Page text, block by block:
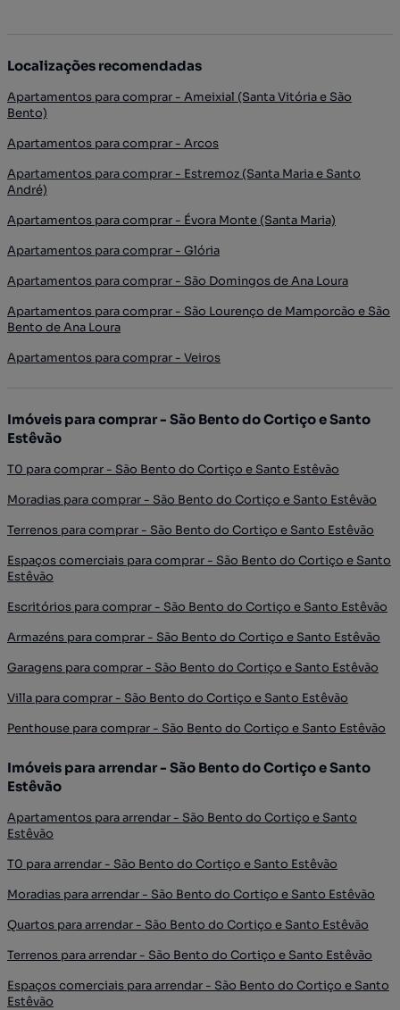
Localizações recomendadas
Apartamentos para comprar - Ameixial (Santa Vitória e São
Bento)
Apartamentos para comprar - Arcos
Apartamentos para comprar - Estremoz (Santa Maria e Santo
André)
Apartamentos para comprar - Évora Monte (Santa Maria)
Apartamentos para comprar - Glória
Apartamentos para comprar - São Domingos de Ana Loura
Apartamentos para comprar - São Lourenço de Mamporcão e São
Bento de Ana Loura
Apartamentos para comprar - Veiros
Imóveis para comprar - São Bento do Cortiço e Santo
Estêvão
T0 para comprar - São Bento do Cortiço e Santo Estêvão
Moradias para comprar - São Bento do Cortiço e Santo Estêvão
Terrenos para comprar - São Bento do Cortiço e Santo Estêvão
Espaços comerciais para comprar - São Bento do Cortiço e Santo
Estêvão
Escritórios para comprar - São Bento do Cortiço e Santo Estêvão
Armazéns para comprar - São Bento do Cortiço e Santo Estêvão
Garagens para comprar - São Bento do Cortiço e Santo Estêvão
Villa para comprar - São Bento do Cortiço e Santo Estêvão
Penthouse para comprar - São Bento do Cortiço e Santo Estêvão
Imóveis para arrendar - São Bento do Cortiço e Santo
Estêvão
Apartamentos para arrendar - São Bento do Cortiço e Santo
Estêvão
T0 para arrendar - São Bento do Cortiço e Santo Estêvão
Moradias para arrendar - São Bento do Cortiço e Santo Estêvão
Quartos para arrendar - São Bento do Cortiço e Santo Estêvão
Terrenos para arrendar - São Bento do Cortiço e Santo Estêvão
Espaços comerciais para arrendar - São Bento do Cortiço e Santo
Estêvão